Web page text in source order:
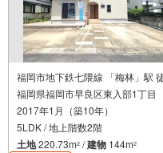
福岡市地下鉄七隈線 「梅林」駅
福岡県福岡市早良区東入部1丁目
2017年1月（築10年）
5LDK / 地上階数2階
土地220.73m2 /建物 144m2